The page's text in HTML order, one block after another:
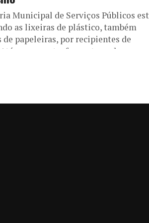
Municipal de Serviços Públicos
as lixeiras de plástico, também
de papeleiras, por recipientes de
Até o momento, foram trocadas